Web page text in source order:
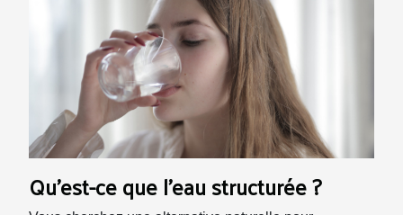
Qu'est-ce que l'eau structurée ?